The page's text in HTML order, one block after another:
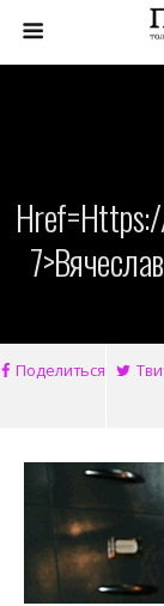
Поделиться